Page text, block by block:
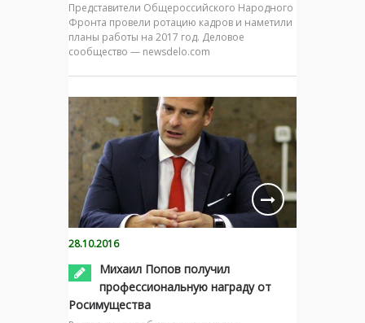
Представители Общероссийского Народного
Фронта провели ротацию кадров и наметили
планы работы на 2017 год. Деловое
сообщество — newsdelo.com
28.10.2016
Михаил Попов получил
профессиональную награду от
Росимущества